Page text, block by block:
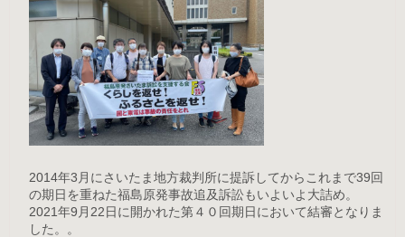
2014年3月にさいたま地方裁判所に提訴してからこれまで39回
の期日を重ねた福島原発事故追及訴訟もいよいよ大詰め。
2021年9月22日に開かれた第４０回期日において結審となりま
した。。